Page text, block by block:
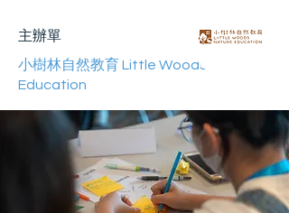
主辦單
小樹林自然教育 Little Woods Nature
Education